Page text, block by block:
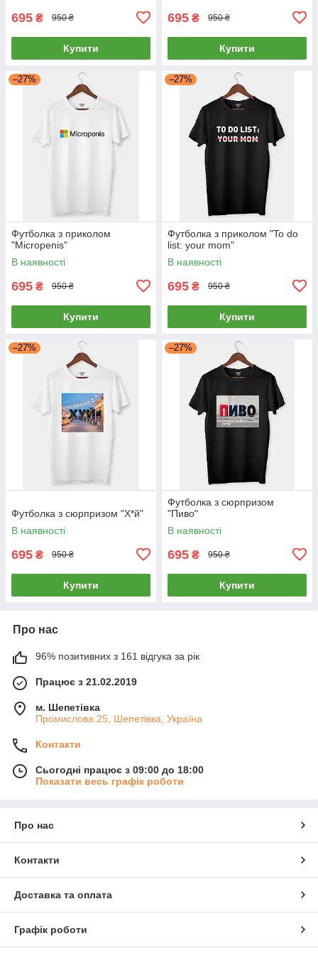
695 ₴ 950 ₴
Купити
695 ₴ 950 ₴
Купити
–27%
Футболка з приколом
"Micropenis"
В наявності
695 ₴ 950 ₴
Купити
–27%
Футболка з приколом "To do
list: your mom"
В наявності
695 ₴ 950 ₴
Купити
–27%
Футболка з сюрпризом "Х*й"
В наявності
695 ₴ 950 ₴
Купити
–27%
Футболка з сюрпризом
"Пиво"
В наявності
695 ₴ 950 ₴
Купити
Про нас
96% позитивних з 161 відгука за рік
Працює з 21.02.2019
м. Шепетівка
Промислова 25, Шепетівка, Україна
Контакти
Сьогодні працює з 09:00 до 18:00
Показати весь графік роботи
Про нас
Контакти
Доставка та оплата
Графік роботи